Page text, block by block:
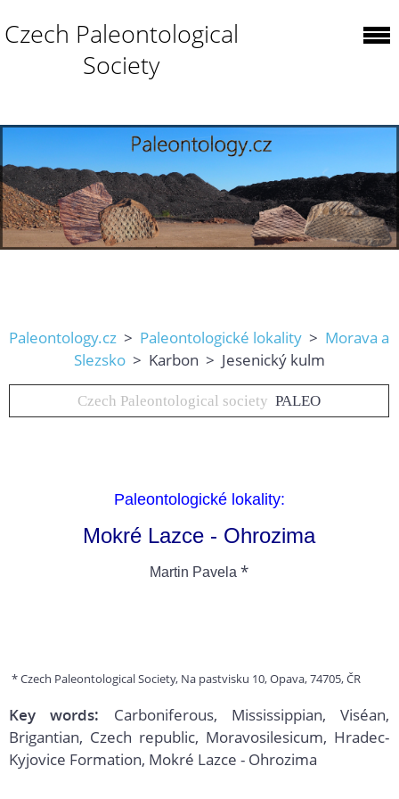
Czech Paleontological
Society
Paleontology.cz > Paleontologické lokality > Morava a
Slezsko> Karbon > Jesenický kulm
Czech Paleontological society PALEO
Paleontologické lokality:
Mokré Lazce - Ohrozima
Martin Pavela *
* Czech Paleontological Society, Na pastvisku 10, Opava, 74705, ČR
Key words: Carboniferous, Mississippian, Viséan,
Brigantian, Czech republic, Moravosilesicum, Hradec-
Kyjovice Formation, Mokré Lazce - Ohrozima